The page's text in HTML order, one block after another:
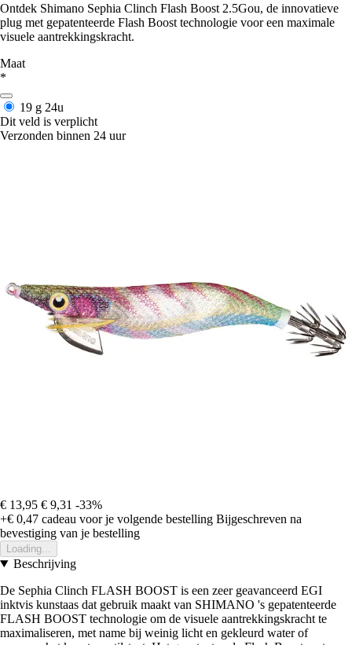
Ontdek Shimano Sephia Clinch Flash Boost 2.5Gou, de innovatieve
plug met gepatenteerde Flash Boost technologie voor een maximale
visuele aantrekkingskracht.
Maat
*
19 g 24u
Dit veld is verplicht
Verzonden binnen 24 uur
€ 13,95 € 9,31 -33%
+€ 0,47 cadeau voor je volgende bestelling Bijgeschreven na
bevestiging van je bestelling
Loading...
Beschrijving
De Sephia Clinch FLASH BOOST is een zeer geavanceerd EGI
inktvis kunstaas dat gebruik maakt van SHIMANO 's gepatenteerde
FLASH BOOST technologie om de visuele aantrekkingskracht te
maximaliseren, met name bij weinig licht en gekleurd water of